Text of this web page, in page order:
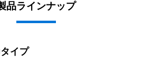
品ラインナップ
イプ